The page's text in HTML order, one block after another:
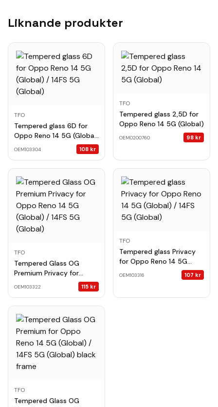
Liknande produkter
TFO
Tempered glass 6D for
Oppo Reno 14 5G (Global)
OEM103304 108 kr
TFO
Tempered glass 2,5D for
Oppo Reno 14 5G (Global)
OEM0200760 98 kr
TFO
Tempered Glass OG
Premium Privacy for
Oppo Reno 14 5G (Global)
OEM103322 115 kr
TFO
Tempered glass Privacy
for Oppo Reno 14 5G
OEM103316 107 kr
TFO
Tempered Glass OG